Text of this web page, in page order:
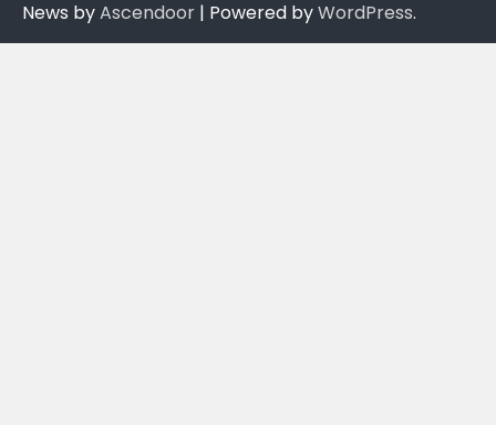
News byAscendoor | Powered byWordPress.